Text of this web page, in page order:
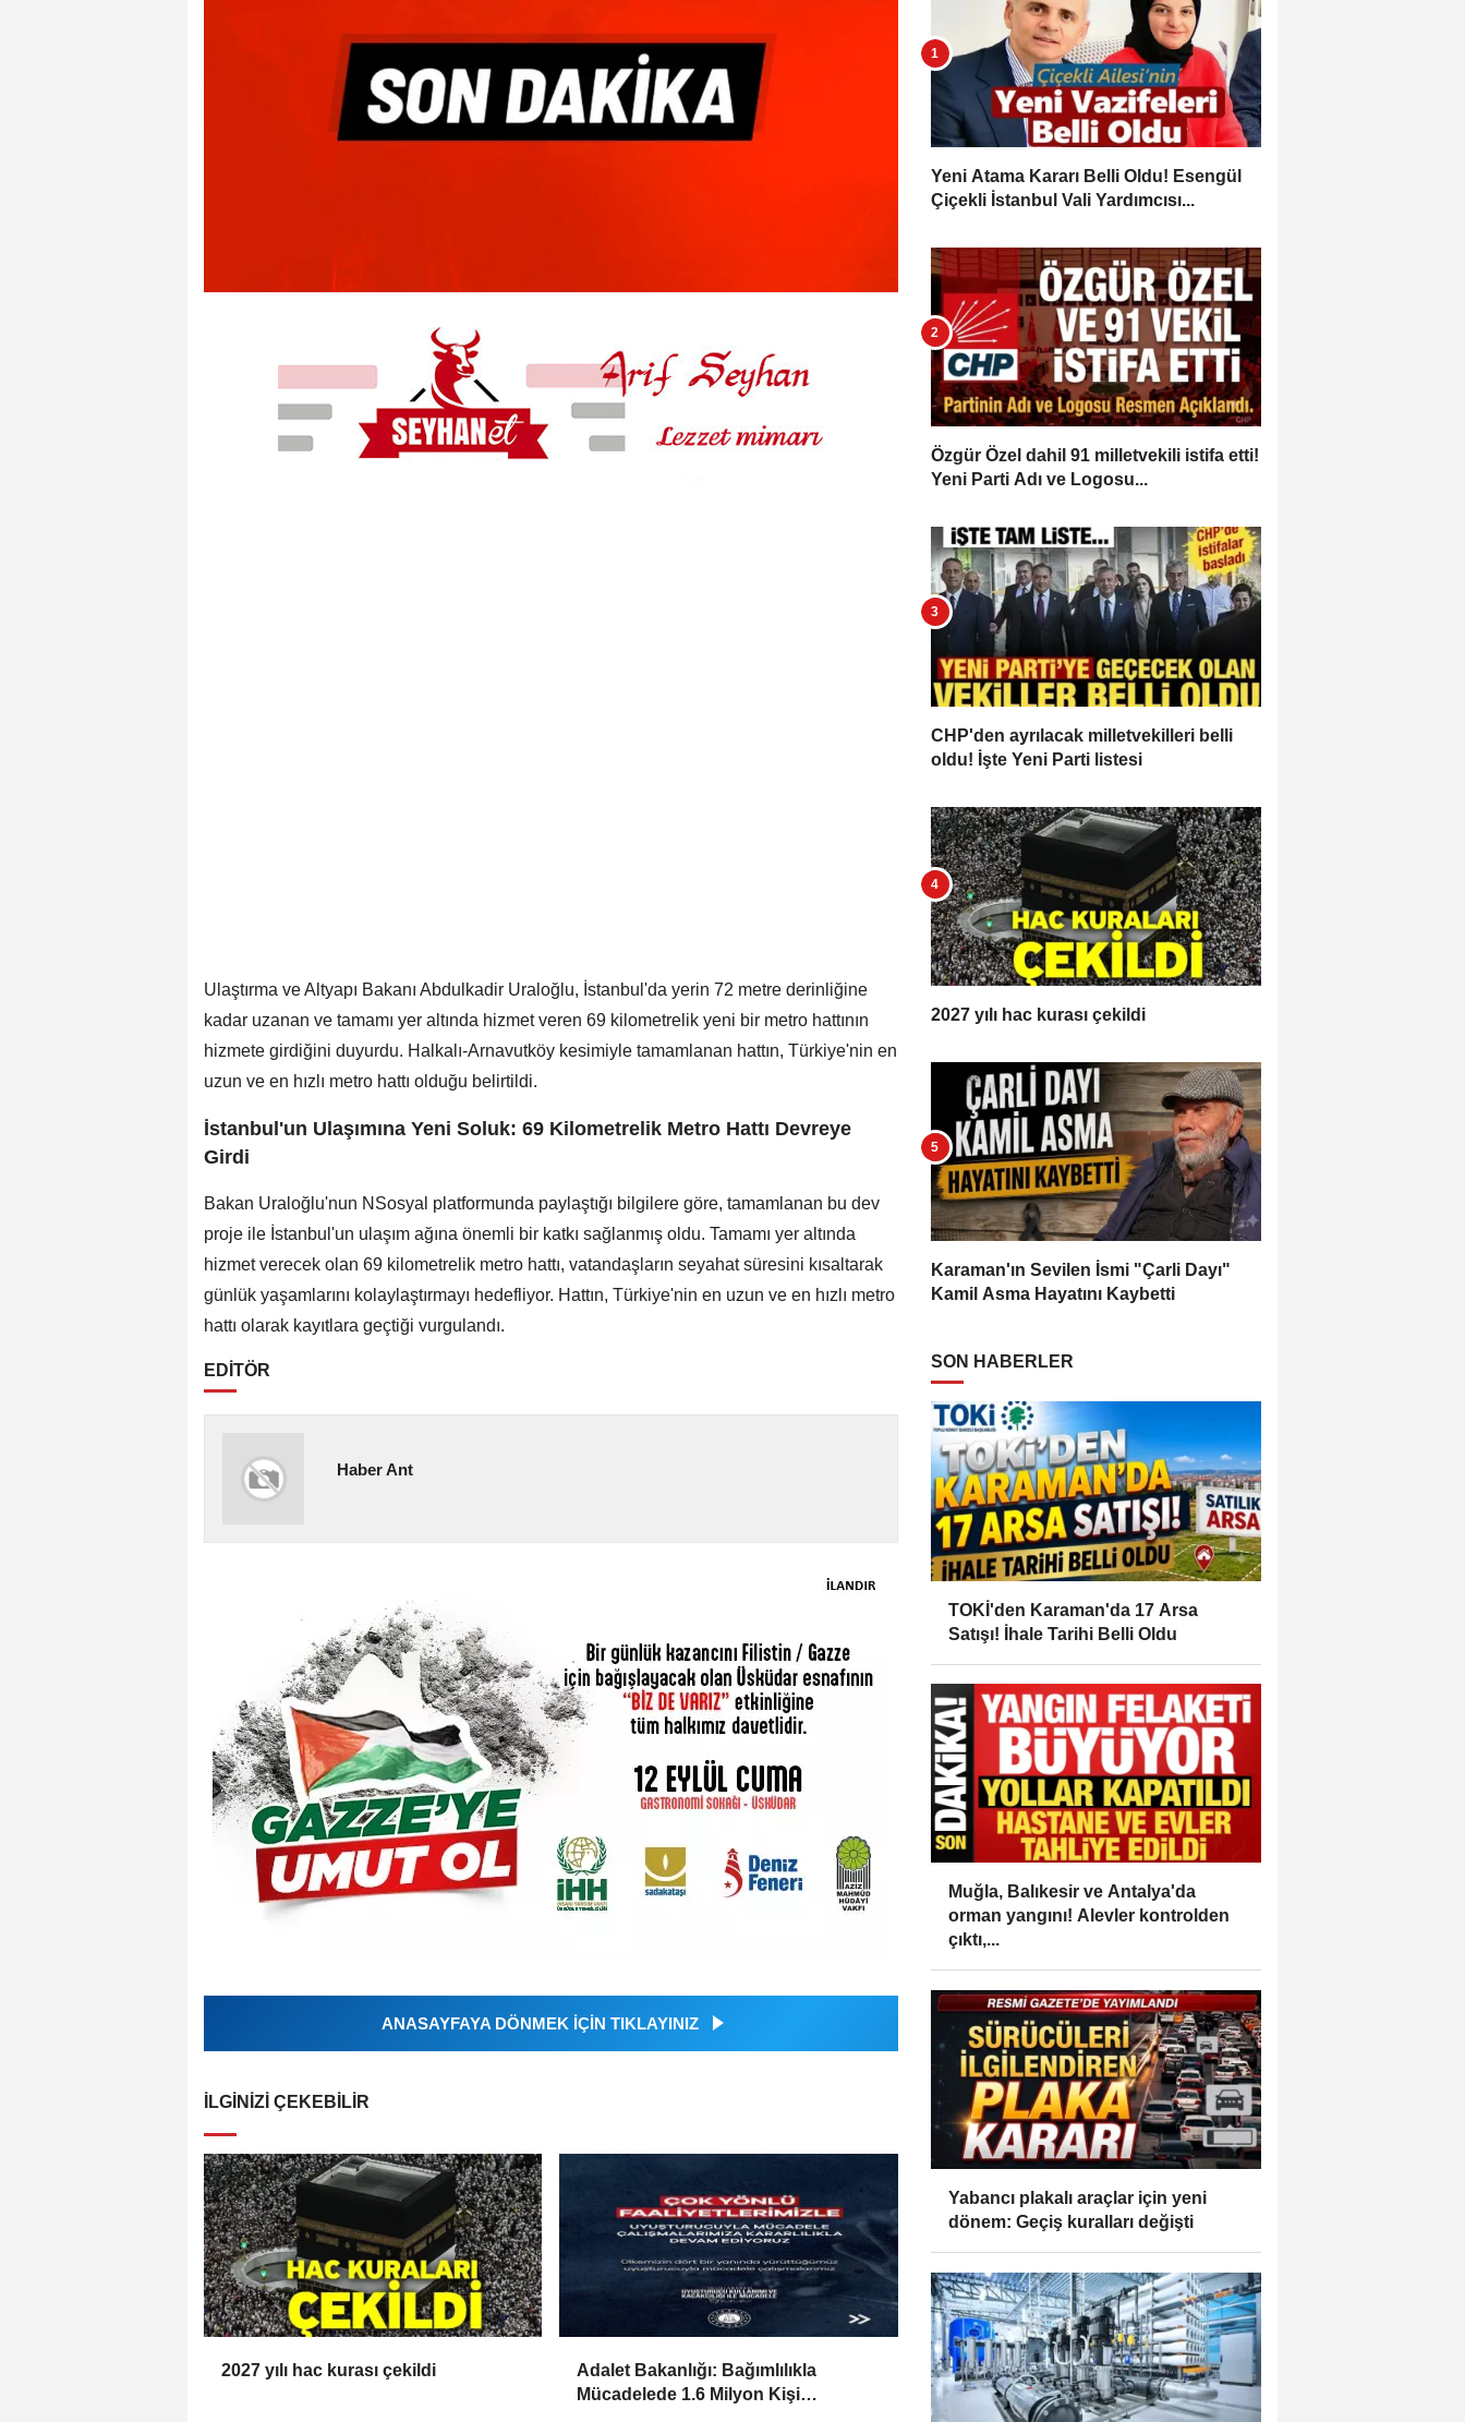
Ulaştırma ve Altyapı Bakanı Abdulkadir Uraloğlu, İstanbul'da yerin 72 metre derinliğine
kadar uzanan ve tamamı yer altında hizmet veren 69 kilometrelik yeni bir metro hattının
hizmete girdiğini duyurdu. Halkalı-Arnavutköy kesimiyle tamamlanan hattın, Türkiye'nin en
uzun ve en hızlı metro hattı olduğu belirtildi.
İstanbul'un Ulaşımına Yeni Soluk: 69 Kilometrelik Metro Hattı Devreye
Girdi
Bakan Uraloğlu'nun NSosyal platformunda paylaştığı bilgilere göre, tamamlanan bu dev
proje ile İstanbul'un ulaşım ağına önemli bir katkı sağlanmış oldu. Tamamı yer altında
hizmet verecek olan 69 kilometrelik metro hattı, vatandaşların seyahat süresini kısaltarak
günlük yaşamlarını kolaylaştırmayı hedefliyor. Hattın, Türkiye'nin en uzun ve en hızlı metro
hattı olarak kayıtlara geçtiği vurgulandı.
EDİTÖR
Haber Ant
ANASAYFAYA DÖNMEK İÇİN TIKLAYINIZ
İLGINIZI ÇEKEBILIR
2027 yılı hac kurası çekildi
Adalet Bakanlığı: Bağımlılıkla
Mücadelede 1.6 Milyon Kişi
Yeni Atama Kararı Belli Oldu! Esengül
Çiçekli İstanbul Vali Yardımcısı...
Özgür Özel dahil 91 milletvekili istifa etti!
Yeni Parti Adı ve Logosu...
CHP'den ayrılacak milletvekilleri belli
oldu! İşte Yeni Parti listesi
2027 yılı hac kurası çekildi
Karaman'ın Sevilen İsmi "Çarli Dayı"
Kamil Asma Hayatını Kaybetti
SON HABERLER
TOKİ'den Karaman'da 17 Arsa
Satışı! İhale Tarihi Belli Oldu
Muğla, Balıkesir ve Antalya'da
orman yangını! Alevler kontrolden
çıktı,...
Yabancı plakalı araçlar için yeni
dönem: Geçiş kuralları değişti